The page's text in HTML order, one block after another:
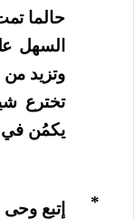
حالما
السهل
وتزيد
تخترع
يكمُن في
*
إتبع وحى